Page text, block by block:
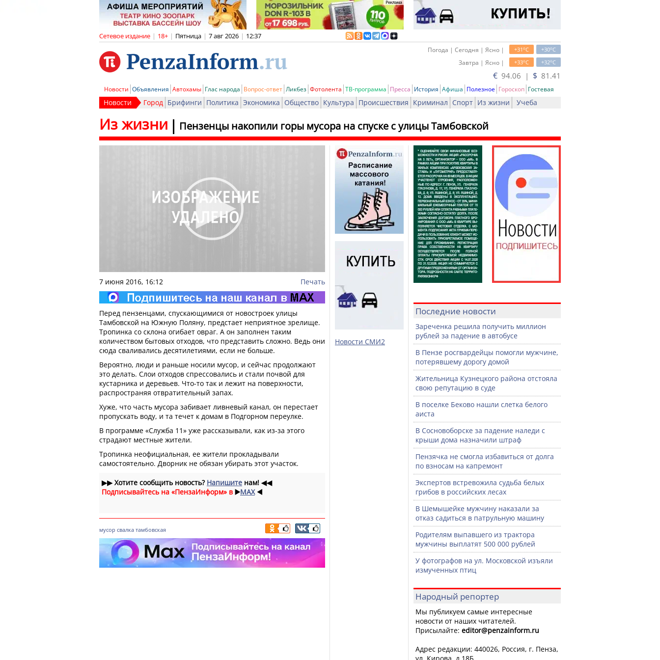
Сетевое издание | 18+ | Пятница | 7 авг 2026 | 12:37
+30oC
+31oC
Погода | Сегодня | Ясно |
+32oC
+33oC
Завтра | Ясно |
€ 94.06 | $ 81.41
Новости Объявления Автохамы Глас народа Вопрос-ответ Ликбез Фотолента ТВ-программа Пресса История Афиша Полезное Гороскоп Гостевая
Новости Город Брифинги Политика Экономика Общество Культура Происшествия Криминал Спорт Из жизни Учеба
Пензенцы накопили горы мусора на спуске с улицы Тамбовской
Из жизни
7 июня 2016, 16:12 Печать
Перед пензенцами, спускающимися от новостроек улицы
Тамбовской на Южную Поляну, предстает неприятное зрелище.
Тропинка со склона огибает овраг. А он заполнен таким
количеством бытовых отходов, что представить сложно. Ведь они
сюда сваливались десятилетиями, если не больше.
Вероятно, люди и раньше носили мусор, и сейчас продолжают
это делать. Слои отходов спрессовались и стали почвой для
кустарника и деревьев. Что-то так и лежит на поверхности,
распространяя отвратительный запах.
Хуже, что часть мусора забивает ливневый канал, он перестает
пропускать воду, и та течет к домам в Подгорном переулке.
В программе «Служба 11» уже рассказывали, как из-за этого
страдают местные жители.
Тропинка неофициальная, ее жители прокладывали
самостоятельно. Дворник не обязан убирать этот участок.
▶▶Хотите сообщить новость? Напишите нам! ◀◀
Подписывайтесь на «ПензаИнформ» в ▶️MAX ◀️
мусор свалка тамбовская
Новости СМИ2
Последние новости
Зареченка решила получить миллион
рублей за падение в автобусе
В Пензе росгвардейцы помогли мужчине,
потерявшему дорогу домой
Жительница Кузнецкого района отстояла
свою репутацию в суде
В поселке Беково нашли слетка белого
аиста
В Сосновоборске за падение наледи с
крыши дома назначили штраф
Пензячка не смогла избавиться от долга
по взносам на капремонт
Экспертов встревожила судьба белых
грибов в российских лесах
В Шемышейке мужчину наказали за
отказ садиться в патрульную машину
Родителям выпавшего из трактора
мужчины выплатят 500 000 рублей
У фотографов на ул. Московской изъяли
измученных птиц
Народный репортер
Мы публикуем самые интересные
новости от наших читателей.
Присылайте: editor@penzainform.ru
Адрес редакции: 440026, Россия, г. Пенза,